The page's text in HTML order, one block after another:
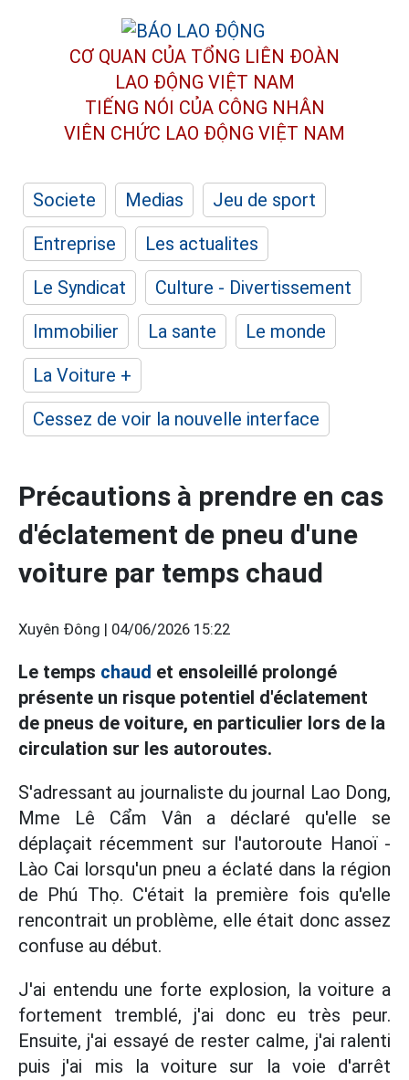
CƠ QUAN CỦA TỔNG LIÊN ĐOÀN
LAO ĐỘNG VIỆT NAM
TIẾNG NÓI CỦA CÔNG NHÂN
VIÊN CHỨC LAO ĐỘNG VIỆT NAM
Societe Medias
Jeu de sport
Entreprise
Les actualites
Le Syndicat
Culture - Divertissement
Immobilier
La sante
Le monde
La Voiture +
Cessez de voir la nouvelle interface
Précautions à prendre en cas
d'éclatement de pneu d'une
voiture par temps chaud
Xuyên Đông | 04/06/2026 15:22
Le temps chaud et ensoleillé prolongé
présente un risque potentiel d'éclatement
de pneus de voiture, en particulier lors de la
circulation sur les autoroutes.
S'adressant au journaliste du journal Lao Dong,
Mme Lê Cẩm Vân a déclaré qu'elle se
déplaçait récemment sur l'autoroute Hanoï -
Lào Cai lorsqu'un pneu a éclaté dans la région
de Phú Thọ. C'était la première fois qu'elle
rencontrait un problème, elle était donc assez
confuse au début.
J'ai entendu une forte explosion, la voiture a
fortement tremblé, j'ai donc eu très peur.
Ensuite, j'ai essayé de rester calme, j'ai ralenti
puis j'ai mis la voiture sur la voie d'arrêt